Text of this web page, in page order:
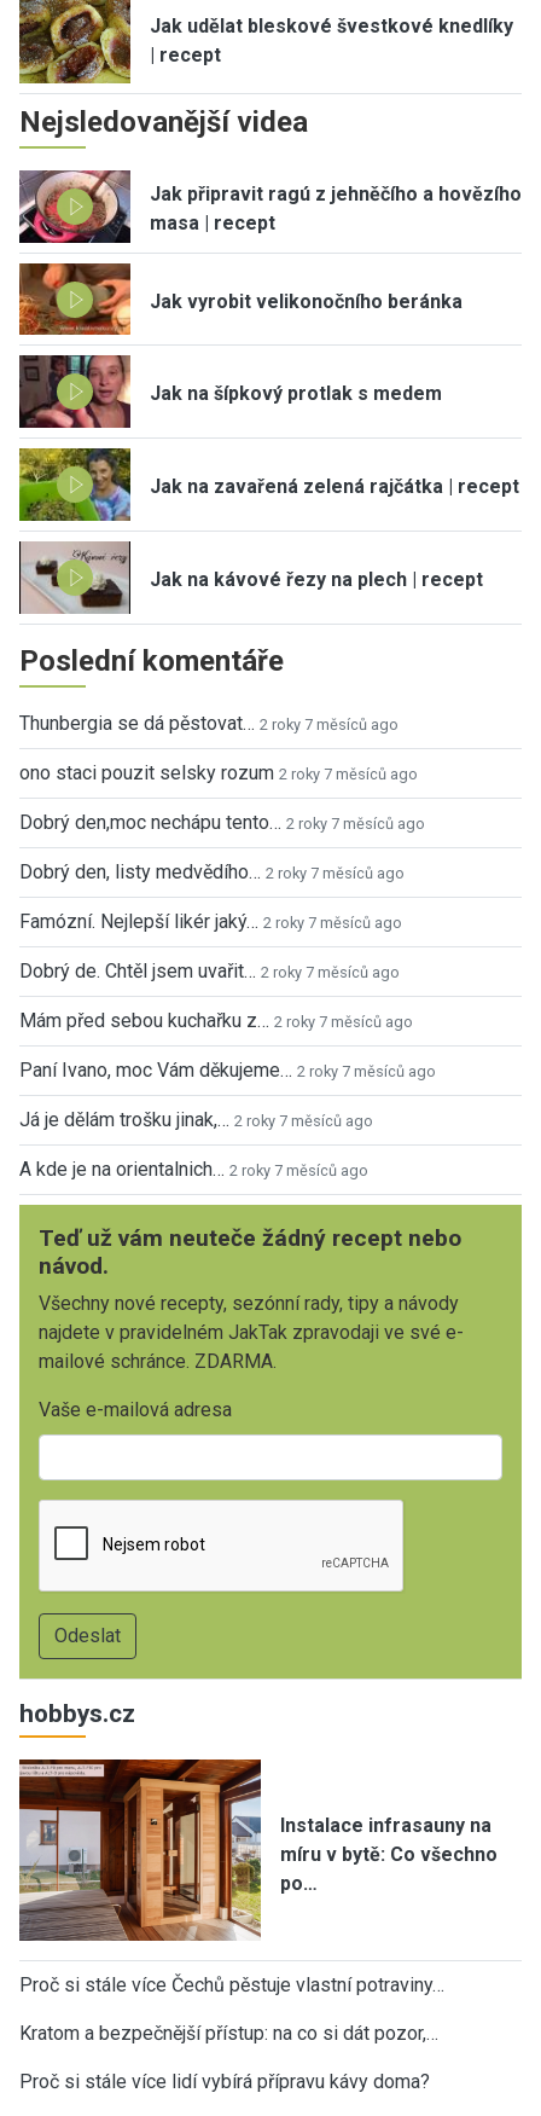
Jak udělat bleskové švestkové knedlíky
| recept
Nejsledovanější videa
Jak připravit ragú z jehněčího a hovězího
masa | recept
Jak vyrobit velikonočního beránka
Jak na šípkový protlak s medem
Jak na zavařená zelená rajčátka | recept
Jak na kávové řezy na plech | recept
Poslední komentáře
Thunbergia se dá pěstovat… 2 roky 7 měsíců ago
ono staci pouzit selsky rozum 2 roky 7 měsíců ago
Dobrý den,moc nechápu tento… 2 roky 7 měsíců ago
Dobrý den, listy medvědího… 2 roky 7 měsíců ago
Famózní. Nejlepší likér jaký… 2 roky 7 měsíců ago
Dobrý de. Chtěl jsem uvařit… 2 roky 7 měsíců ago
Mám před sebou kuchařku z… 2 roky 7 měsíců ago
Paní Ivano, moc Vám děkujeme… 2 roky 7 měsíců ago
Já je dělám trošku jinak,… 2 roky 7 měsíců ago
A kde je na orientalnich… 2 roky 7 měsíců ago
Teď už vám neuteče žádný recept nebo
návod.
Všechny nové recepty, sezónní rady, tipy a návody
najdete v pravidelném JakTak zpravodaji ve své e-
mailové schránce. ZDARMA.
Vaše e-mailová adresa
hobbys.cz
Instalace infrasauny na
míru v bytě: Co všechno
po…
Proč si stále více Čechů pěstuje vlastní potraviny…
Kratom a bezpečnější přístup: na co si dát pozor,…
Proč si stále více lidí vybírá přípravu kávy doma?